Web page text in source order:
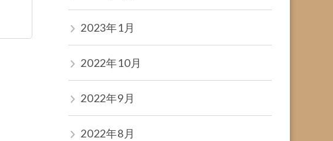
2023年1月
2022年10月
2022年9月
2022年8月